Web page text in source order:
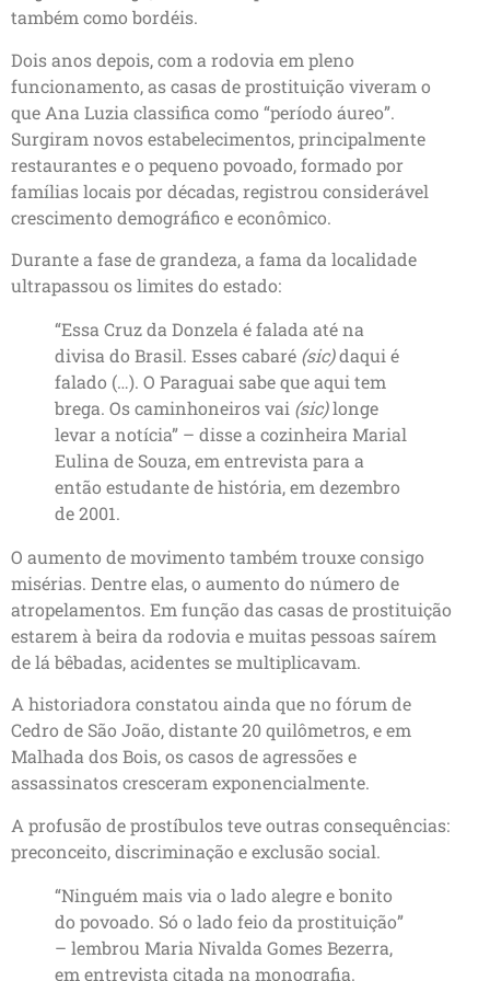
também como bordéis.
Dois anos depois, com a rodovia em pleno
funcionamento, as casas de prostituição viveram o
que Ana Luzia classifica como “período áureo”.
Surgiram novos estabelecimentos, principalmente
restaurantes e o pequeno povoado, formado por
famílias locais por décadas, registrou considerável
crescimento demográfico e econômico.
Durante a fase de grandeza, a fama da localidade
ultrapassou os limites do estado:
“Essa Cruz da Donzela é falada até na
divisa do Brasil. Esses cabaré (sic)daqui é
falado (…). O Paraguai sabe que aqui tem
brega. Os caminhoneiros vai (sic)longe
levar a notícia” – disse a cozinheira Marial
Eulina de Souza, em entrevista para a
então estudante de história, em dezembro
de 2001.
O aumento de movimento também trouxe consigo
misérias. Dentre elas, o aumento do número de
atropelamentos. Em função das casas de prostituição
estarem à beira da rodovia e muitas pessoas saírem
de lá bêbadas, acidentes se multiplicavam.
A historiadora constatou ainda que no fórum de
Cedro de São João, distante 20 quilômetros, e em
Malhada dos Bois, os casos de agressões e
assassinatos cresceram exponencialmente.
A profusão de prostíbulos teve outras consequências:
preconceito, discriminação e exclusão social.
“Ninguém mais via o lado alegre e bonito
do povoado. Só o lado feio da prostituição”
– lembrou Maria Nivalda Gomes Bezerra,
em entrevista citada na monografia.